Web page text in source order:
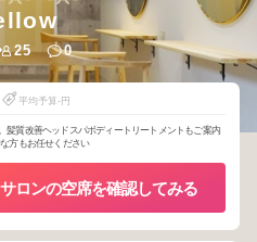
25 0
平均予算-円
髪質改善ヘッドスパボディートリートメントもご案内
方もお任せください
サロンの空席を確認してみる